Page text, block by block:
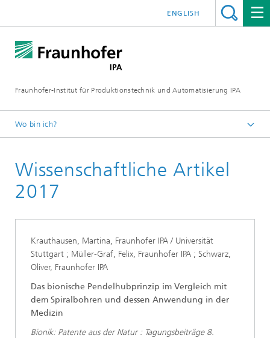
Fraunhofer-Institut für Produktionstechnik und Automatisierung IPA
ENGLISH
Wo bin ich?
Publikationen
Jahresberichte
Wissenschaftliche Artikel
2017
Krauthausen, Martina, Fraunhofer IPA / Universität
Stuttgart ; Müller-Graf, Felix, Fraunhofer IPA ; Schwarz,
Oliver, Fraunhofer IPA
Das bionische Pendelhubprinzip im Vergleich mit
dem Spiralbohren und dessen Anwendung in der
Medizin
Bionik: Patente aus der Natur : Tagungsbeiträge 8.